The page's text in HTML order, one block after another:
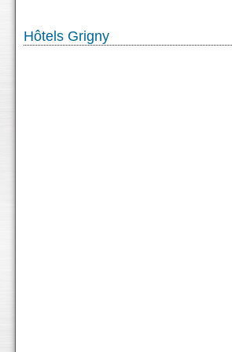
Hôtels Grigny